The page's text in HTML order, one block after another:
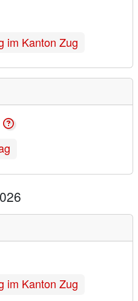
im Kanton Zug
im Kanton Zug